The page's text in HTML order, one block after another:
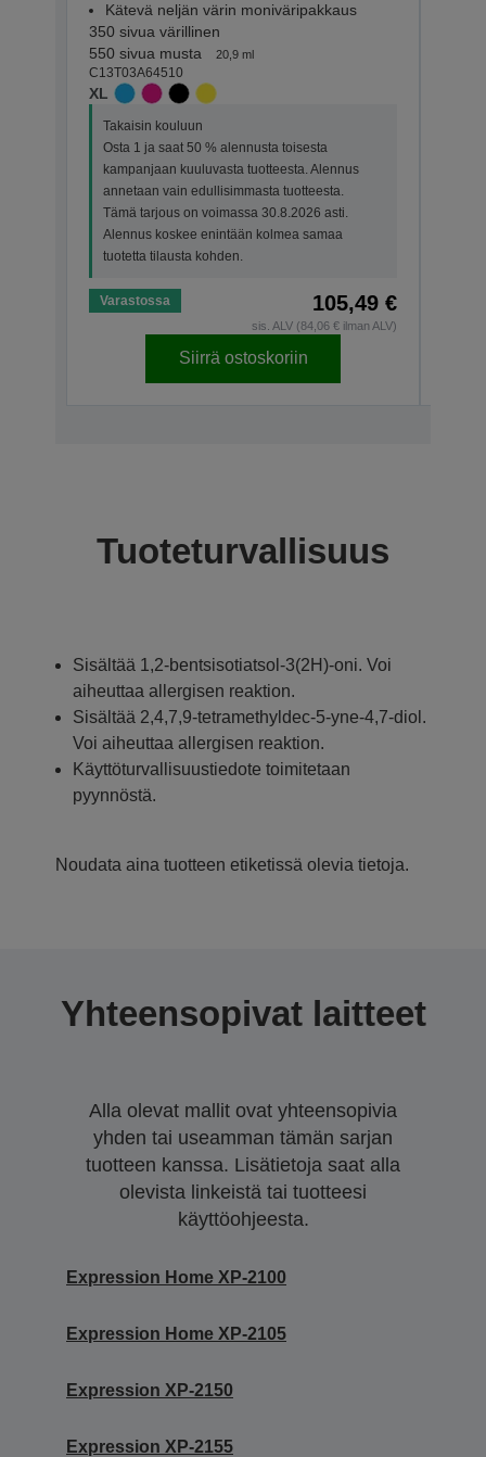
Kätevä neljän värin moniväripakkaus
350 sivua värillinen
550 sivua musta
20,9 ml
C13T03A64510
XL
Takaisin kouluun
Osta 1 ja saat 50 % alennusta toisesta
kampanjaan kuuluvasta tuotteesta. Alennus
annetaan vain edullisimmasta tuotteesta.
Tämä tarjous on voimassa 30.8.2026 asti.
Alennus koskee enintään kolmea samaa
tuotetta tilausta kohden.
Varastossa 105,49 €
sis. ALV (84,06 € ilman ALV)
Siirrä ostoskoriin
Tuoteturvallisuus
Sisältää 1,2-bentsisotiatsol-3(2H)-oni. Voi
aiheuttaa allergisen reaktion.
Sisältää 2,4,7,9-tetramethyldec-5-yne-4,7-diol.
Voi aiheuttaa allergisen reaktion.
Käyttöturvallisuustiedote toimitetaan
pyynnöstä.
Noudata aina tuotteen etiketissä olevia tietoja.
Yhteensopivat laitteet
Alla olevat mallit ovat yhteensopivia
yhden tai useamman tämän sarjan
tuotteen kanssa. Lisätietoja saat alla
olevista linkeistä tai tuotteesi
käyttöohjeesta.
Expression Home XP-2100
Expression Home XP-2105
Expression XP-2150
Expression XP-2155